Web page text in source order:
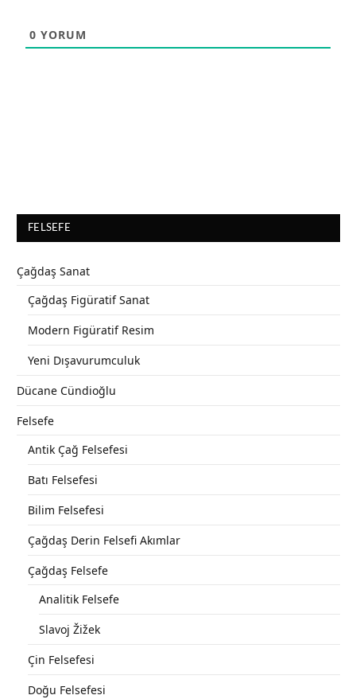
0 YORUM
FELSEFE
Çağdaş Sanat
Çağdaş Figüratif Sanat
Modern Figüratif Resim
Yeni Dışavurumculuk
Dücane Cündioğlu
Felsefe
Antik Çağ Felsefesi
Batı Felsefesi
Bilim Felsefesi
Çağdaş Derin Felsefi Akımlar
Çağdaş Felsefe
Analitik Felsefe
Slavoj Žižek
Çin Felsefesi
Doğu Felsefesi